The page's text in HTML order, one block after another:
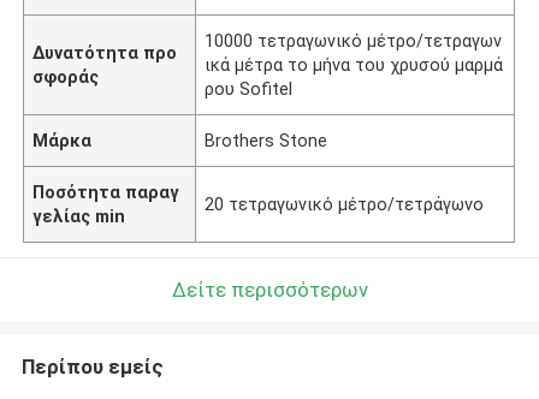
Δυνατότητα προ
σφοράς
10000 τετραγωνικό μέτρο/τετραγων
ικά μέτρα το μήνα του χρυσού μαρμά
ρου Sofitel
Μάρκα Brothers Stone
Ποσότητα παραγ
γελίας min
20 τετραγωνικό μέτρο/τετράγωνο
Δείτε περισσότερων
Περίπου εμείς